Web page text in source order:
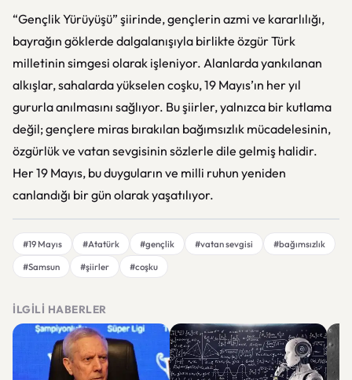
“Gençlik Yürüyüşü” şiirinde, gençlerin azmi ve kararlılığı,
bayrağın göklerde dalgalanışıyla birlikte özgür Türk
milletinin simgesi olarak işleniyor. Alanlarda yankılanan
alkışlar, sahalarda yükselen coşku, 19 Mayıs’ın her yıl
gururla anılmasını sağlıyor. Bu şiirler, yalnızca bir kutlama
değil; gençlere miras bırakılan bağımsızlık mücadelesinin,
özgürlük ve vatan sevgisinin sözlerle dile gelmiş halidir.
Her 19 Mayıs, bu duyguların ve milli ruhun yeniden
canlandığı bir gün olarak yaşatılıyor.
#19 Mayıs #Atatürk #gençlik #vatan sevgisi
#bağımsızlık
#Samsun
#şiirler #coşku
İLGILI HABERLER